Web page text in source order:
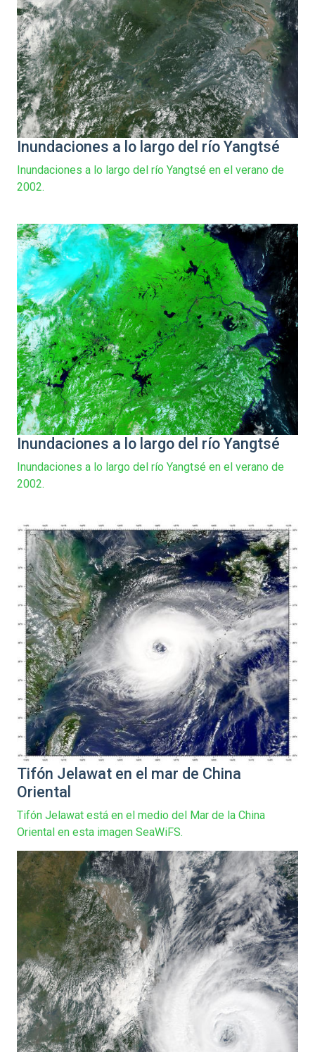
Inundaciones a lo largo del río Yangtsé
Inundaciones a lo largo del río Yangtsé en el verano de
2002.
Inundaciones a lo largo del río Yangtsé
Inundaciones a lo largo del río Yangtsé en el verano de
2002.
Tifón Jelawat en el mar de China
Oriental
Tifón Jelawat está en el medio del Mar de la China
Oriental en esta imagen SeaWiFS.